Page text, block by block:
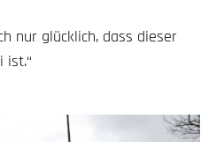
nur glücklich, dass dieser
ist.“